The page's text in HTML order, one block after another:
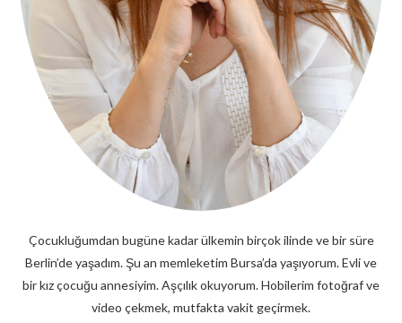
Çocukluğumdan bugüne kadar ülkemin birçok ilinde ve bir süre
Berlin’de yaşadım. Şu an memleketim Bursa’da yaşıyorum. Evli ve
bir kız çocuğu annesiyim. Aşçılık okuyorum. Hobilerim fotoğraf ve
video çekmek, mutfakta vakit geçirmek.